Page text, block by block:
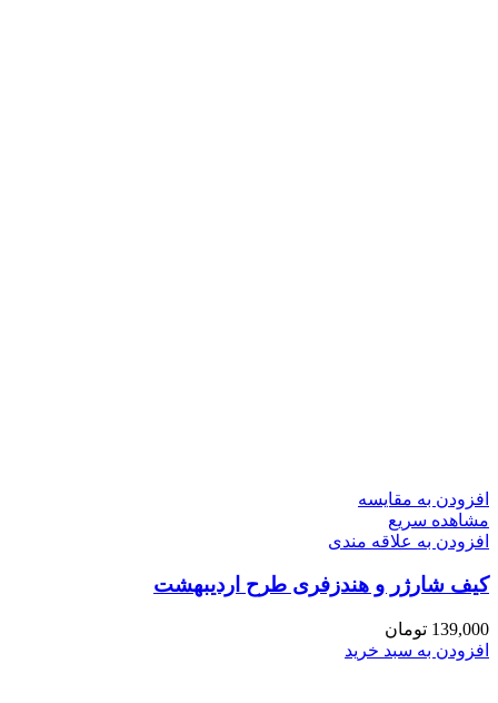
افزودن به مقایسه
مشاهده سریع
افزودن به علاقه مندی
کیف شارژر و هندزفری طرح اردیبهشت
139,000 تومان
افزودن به سبد خرید